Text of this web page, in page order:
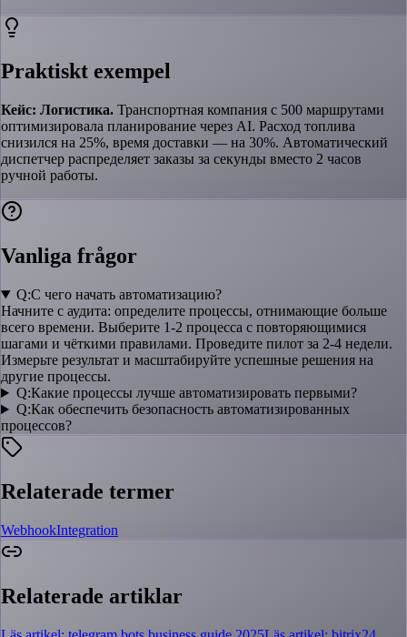
Praktiskt exempel
Кейс: Логистика. Транспортная компания с 500 маршрутами
оптимизировала планирование через AI. Расход топлива
снизился на 25%, время доставки — на 30%. Автоматический
диспетчер распределяет заказы за секунды вместо 2 часов
ручной работы.
Vanliga frågor
Q:С чего начать автоматизацию?
Начните с аудита: определите процессы, отнимающие больше
всего времени. Выберите 1-2 процесса с повторяющимися
шагами и чёткими правилами. Проведите пилот за 2-4 недели.
Измерьте результат и масштабируйте успешные решения на
другие процессы.
Q:Какие процессы лучше автоматизировать первыми?
Q:Как обеспечить безопасность автоматизированных
процессов?
Relaterade termer
WebhookIntegration
Relaterade artiklar